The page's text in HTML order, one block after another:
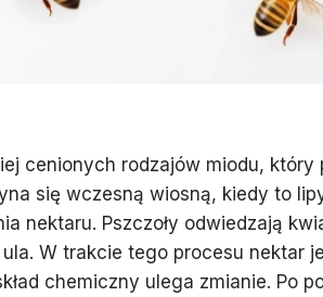
cenionych rodzajów miodu,
się wczesną wiosną, kiedy to
nektaru. Pszczoły odwiedzają
W trakcie tego procesu nektar
chemiczny ulega zmianie. Po